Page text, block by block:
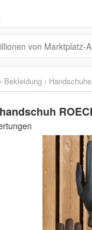
› Bekleidung › Handschuhe